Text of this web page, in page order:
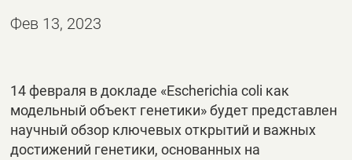
Фев 13, 2023
14 февраля в докладе «Escherichia coli как
модельный объект генетики» будет представлен
научный обзор ключевых открытий и важных
достижений генетики, основанных на